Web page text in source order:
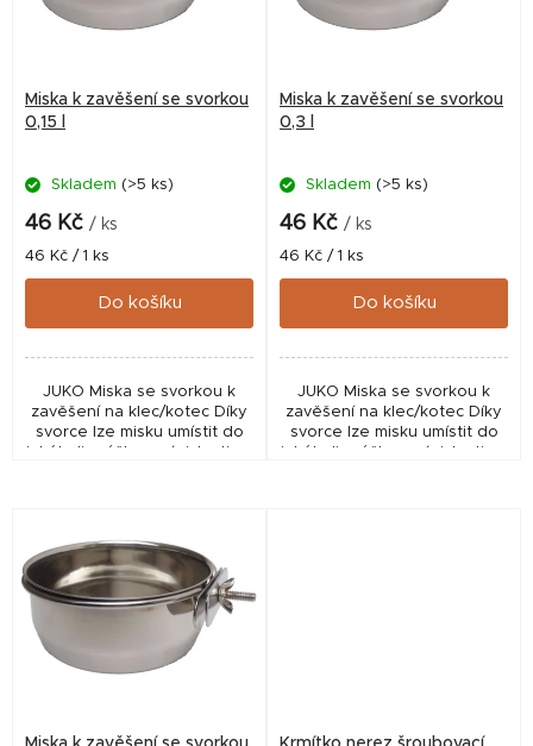
o
Miska k zavěšení se svorkou
0,15 l
Skladem (>5 ks)
46 Kč / ks
Měrná
cena:
46 Kč / 1 ks
Do košíku
JUKO Miska se svorkou k
zavěšení na klec/kotec Díky
svorce lze misku umístit do
jakékoliv výšky v závislosti na
Miska k zavěšení se svorkou
0,3 l
Skladem (>5 ks)
46 Kč / ks
Měrná
cena:
46 Kč / 1 ks
Do košíku
JUKO Miska se svorkou k
zavěšení na klec/kotec Díky
svorce lze misku umístit do
jakékoliv výšky v závislosti na